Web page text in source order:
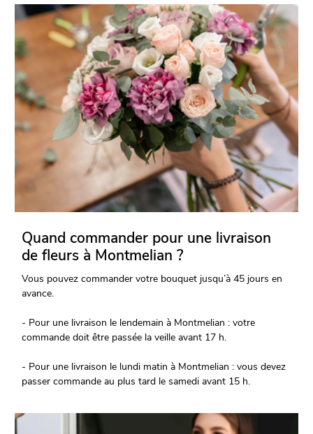
Quand commander pour une livraison
de fleurs à Montmelian ?
Vous pouvez commander votre bouquet jusqu’à 45 jours en
avance.
- Pour une livraison le lendemain à Montmelian : votre
commande doit être passée la veille avant 17 h.
- Pour une livraison le lundi matin à Montmelian : vous devez
passer commande au plus tard le samedi avant 15 h.